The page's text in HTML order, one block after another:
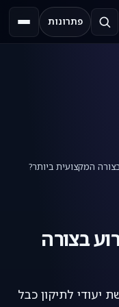
פתרונות תפריט
המקצועית ביותר?
בצורה
יעודי לתיקון כבל